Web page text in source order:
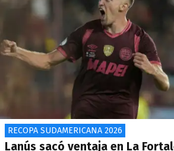
RECOPA SUDAMERICANA 2026
Lanús sacó ventaja en La